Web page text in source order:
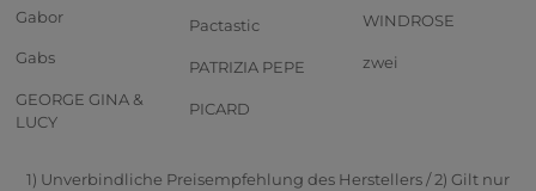
Gabor
Gabs
GEORGE GINA &
LUCY
Pactastic
PATRIZIA PEPE
PICARD
WINDROSE
zwei
1) Unverbindliche Preisempfehlung des Herstellers / 2) Gilt nur